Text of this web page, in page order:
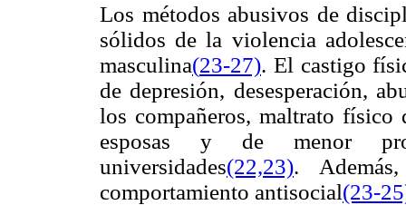
Los métodos abusivos de
sólidos de la violencia
masculina(23-27). El castigo
de depresión, desesperación,
los compañeros, maltrato
esposas y de menor
universidades(22,23).
comportamiento antisocial(23-